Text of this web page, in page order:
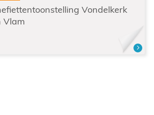
Vondelkerk
Vlam